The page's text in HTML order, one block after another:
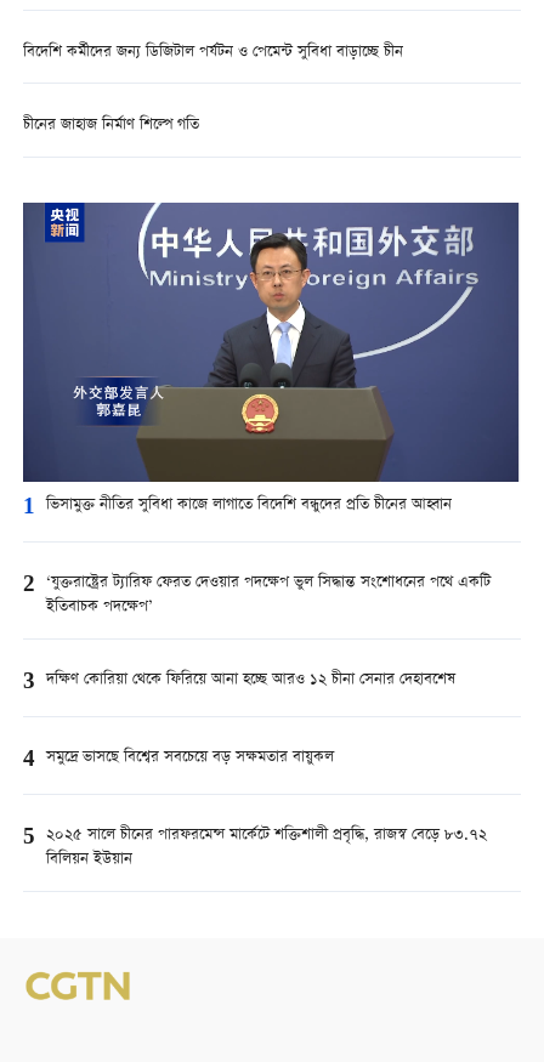
বিদেশি কর্মীদের জন্য ডিজিটাল পর্যটন ও পেমেন্ট সুবিধা বাড়াচ্ছে চীন
চীনের জাহাজ নির্মাণ শিল্পে গতি
1 ভিসামুক্ত নীতির সুবিধা কাজে লাগাতে বিদেশি বন্ধুদের প্রতি চীনের আহ্বান
2 ‘যুক্তরাষ্ট্রের ট্যারিফ ফেরত দেওয়ার পদক্ষেপ ভুল সিদ্ধান্ত সংশোধনের পথে একটি
ইতিবাচক পদক্ষেপ’
3 দক্ষিণ কোরিয়া থেকে ফিরিয়ে আনা হচ্ছে আরও ১২ চীনা সেনার দেহাবশেষ
4 সমুদ্রে ভাসছে বিশ্বের সবচেয়ে বড় সক্ষমতার বায়ুকল
5 ২০২৫ সালে চীনের পারফরমেন্স মার্কেটে শক্তিশালী প্রবৃদ্ধি, রাজস্ব বেড়ে ৮৩.৭২
বিলিয়ন ইউয়ান